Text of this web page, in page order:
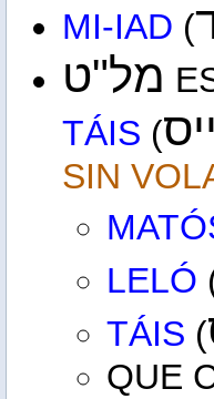
MI-IAD (
מל"ט
TÁIS (
SIN
LELÓ
TÁIS (
QUE